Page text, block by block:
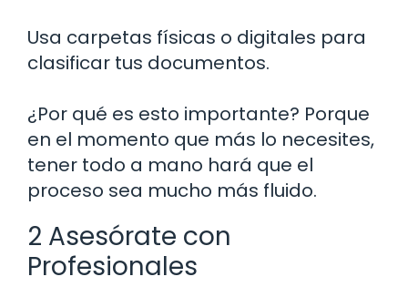
Usa carpetas físicas o digitales para
clasificar tus documentos.
¿Por qué es esto importante? Porque
en el momento que más lo necesites,
tener todo a mano hará que el
proceso sea mucho más fluido.
2 Asesórate con
Profesionales